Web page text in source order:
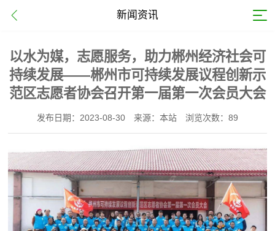
新闻资讯
以水为媒，志愿服务，助力郴州经济社会可
持续发展——郴州市可持续发展议程创新示
范区志愿者协会召开第一届第一次会员大会
发布日期：2023-08-30 来源：本站 浏览次数：89